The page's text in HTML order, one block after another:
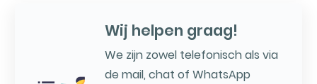
Wij helpen graag!
We zijn zowel telefonisch als via
de mail, chat of WhatsApp